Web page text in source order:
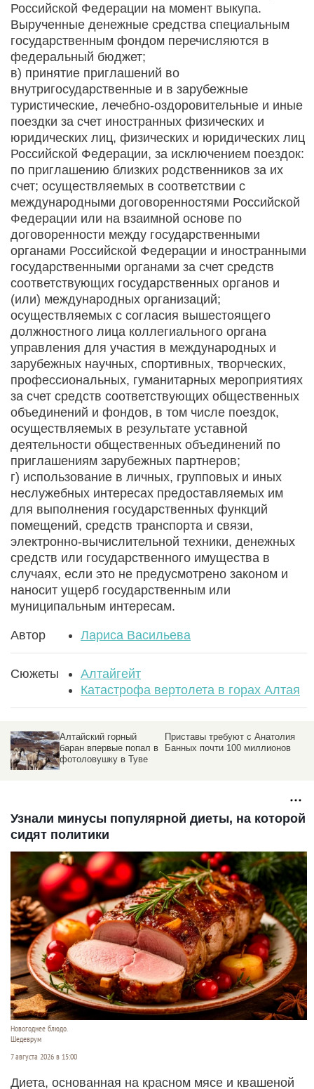
Российской Федерации на момент выкупа.
Вырученные денежные средства специальным
государственным фондом перечисляются в
федеральный бюджет;
в) принятие приглашений во
внутригосударственные и в зарубежные
туристические, лечебно-оздоровительные и иные
поездки за счет иностранных физических и
юридических лиц, физических и юридических лиц
Российской Федерации, за исключением поездок:
по приглашению близких родственников за их
счет; осуществляемых в соответствии с
международными договоренностями Российской
Федерации или на взаимной основе по
договоренности между государственными
органами Российской Федерации и иностранными
государственными органами за счет средств
соответствующих государственных органов и
(или) международных организаций;
осуществляемых с согласия вышестоящего
должностного лица коллегиального органа
управления для участия в международных и
зарубежных научных, спортивных, творческих,
профессиональных, гуманитарных мероприятиях
за счет средств соответствующих общественных
объединений и фондов, в том числе поездок,
осуществляемых в результате уставной
деятельности общественных объединений по
приглашениям зарубежных партнеров;
г) использование в личных, групповых и иных
неслужебных интересах предоставляемых им
для выполнения государственных функций
помещений, средств транспорта и связи,
электронно-вычислительной техники, денежных
средств или государственного имущества в
случаях, если это не предусмотрено законом и
наносит ущерб государственным или
муниципальным интересам.
Автор Лариса Васильева
Сюжеты
Алтайгейт
Катастрофа вертолета в горах Алтая
Приставы требуют с Анатолия
Банных почти 100 миллионов
Скандальная бойня на
зайцев в Кубани в
Узнали минусы популярной диеты, на которой
сидят политики
Новогоднее блюдо.
Шедеврум
7 августа 2026 в 15:00
Диета, основанная на красном мясе и квашеной